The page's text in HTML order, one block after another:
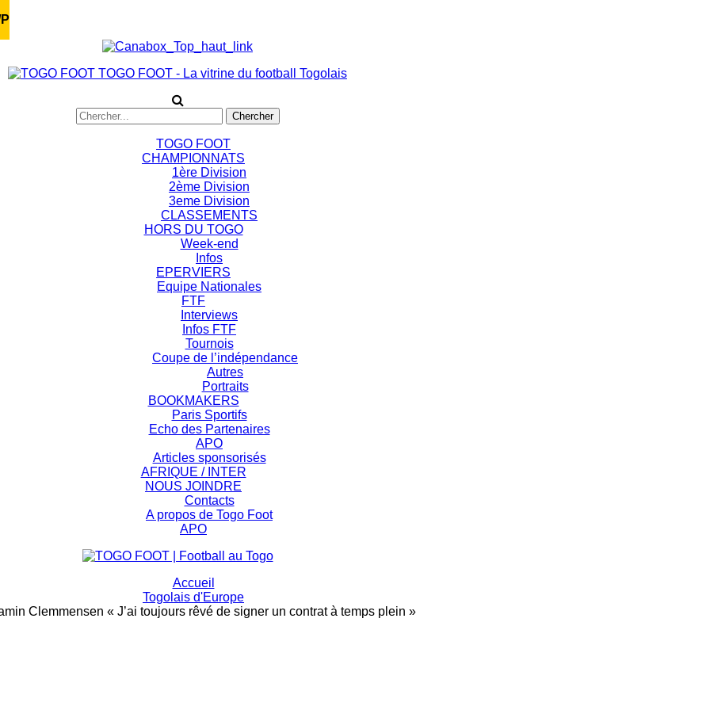
TOGO FOOT - La vitrine du football Togolais
TOGO FOOT
CHAMPIONNATS
1ère Division
2ème Division
3eme Division
CLASSEMENTS
HORS DU TOGO
Week-end
Infos
EPERVIERS
Equipe Nationales
FTF
Interviews
Infos FTF
Tournois
Coupe de l’indépendance
Autres
Portraits
BOOKMAKERS
Paris Sportifs
Echo des Partenaires
APO
Articles sponsorisés
AFRIQUE / INTER
NOUS JOINDRE
Contacts
A propos de Togo Foot
APO
Accueil
Togolais d'Europe
Clemmensen « J’ai toujours rêvé de signer un contrat à temps plein »